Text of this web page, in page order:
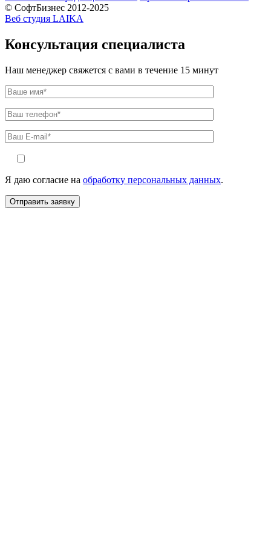
© СофтБизнес 2012-2025
Веб студия LAIKA
Консультация специалиста
Наш менеджер свяжется с вами в течение 15 минут
Я даю согласие на обработку персональных данных.